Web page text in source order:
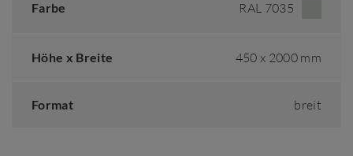
Farbe RAL 7035
Höhe x Breite 450 x 2000 mm
Format breit